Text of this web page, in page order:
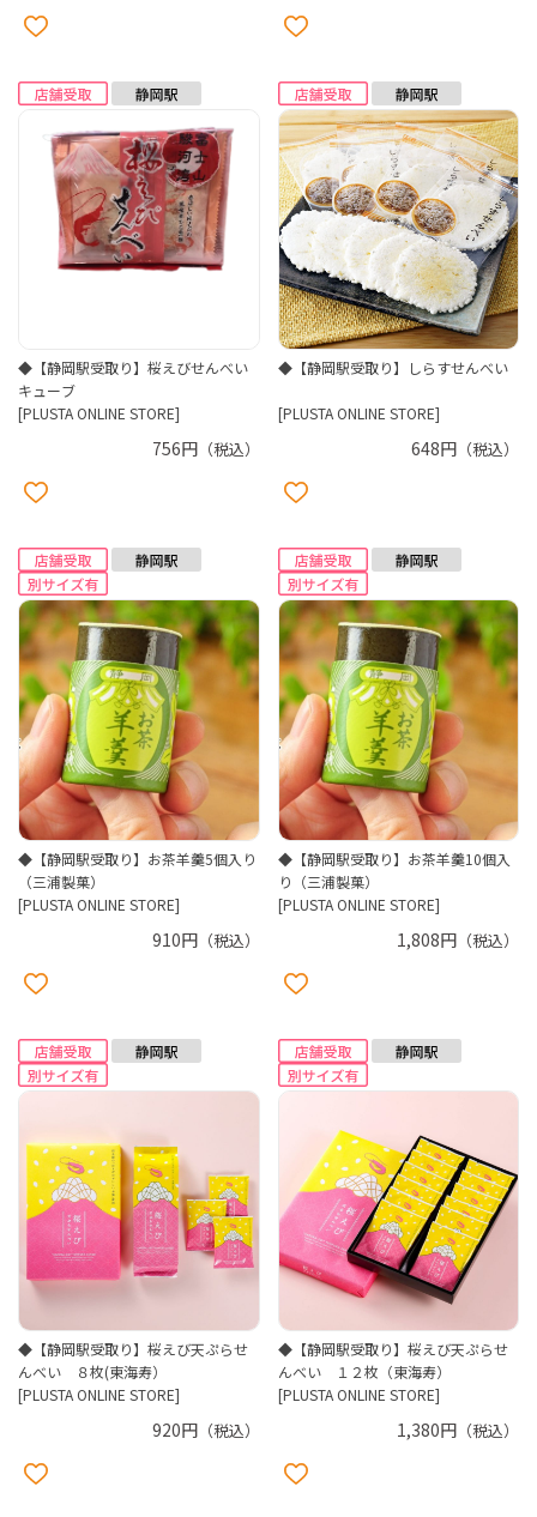
◆【静岡駅受取り】桜えびせんべい
キューブ
[PLUSTA ONLINE STORE]
756円（税込）
◆【静岡駅受取り】しらすせんべい
[PLUSTA ONLINE STORE]
648円 （税込）
◆【静岡駅受取り】お茶羊羹5個入り
（三浦製菓）
[PLUSTA ONLINE STORE]
910円（税込）
◆【静岡駅受取り】お茶羊羹10個入
り（三浦製菓）
[PLUSTA ONLINE STORE]
1,808円 （税込）
◆【静岡駅受取り】桜えび天ぷらせ
んべい ８枚(東海寿）
[PLUSTA ONLINE STORE]
920円（税込）
◆【静岡駅受取り】桜えび天ぷらせ
んべい １２枚（東海寿）
[PLUSTA ONLINE STORE]
1,380円 （税込）